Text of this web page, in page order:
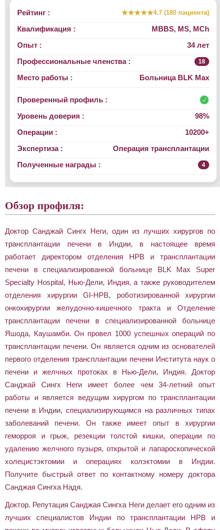
Рейтинг : ★★★★★4.7 (180 пациента)
Квалификация :
MBBS, MS, MCh
Опыт :
34 лет
Профессиональные членства :
18
Место работы : Больница BLK Max
Проверенный профиль :
Уровень доверия :
98%
Операции :
10200+
Экспертиза :
Операция трансплантации
Полученные награды :
4
Обзор профиля:
Доктор Санджай Сингх Неги, один из лучших хирургов по
трансплантации печени в Индии, в настоящее время
работает директором отделения HPB и трансплантации
печени в специализированной больнице BLK Max Super
Specialty Hospital, Нью-Дели, Индия, а также руководителем
отделения хирургии GI-HPB, роботизированной хирургии
онкохирургии желудочно-кишечного тракта и Отделение
трансплантации печени в специализированной больнице
Яшода, Каушамби. Он провел 1000 успешных операций по
трансплантации печени. Он является одним из основателей
первого отделения трансплантации печени Института наук о
печени и желчных протоках в Нью-Дели, Индия. Доктор
Санджай Сингх Неги имеет более чем 34-летний опыт
работы и является ведущим хирургом по трансплантации
печени в Индии, специализирующимся на различных типах
заболеваний печени. Он также имеет опыт в хирургии
геморроя и грыж, резекции толстой кишки, операции по
удалению желчного пузыря, открытой и лапароскопической
холецистэктомии и операциях колэктомии в Индии.
Получите быстрый ответ по контактному номеру доктора
Санджая Сингха Надя.
Доктор. Репутация Санджая Сингха Неги делает его одним из
лучших специалистов Индии по трансплантации HPB и